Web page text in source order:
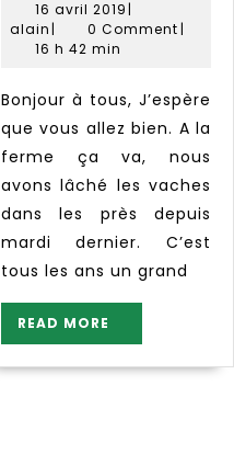
la
Petits
Bois
16 avril 201916
avril
|
alainalain
| 0 Comment |
16 h 42 min
Bonjour à tous, J’espère
que vous allez bien. A la
ferme ça va, nous
avons lâché les vaches
dans les près depuis
mardi dernier. C’est
tous les ans un grand
READ MORE
MORE